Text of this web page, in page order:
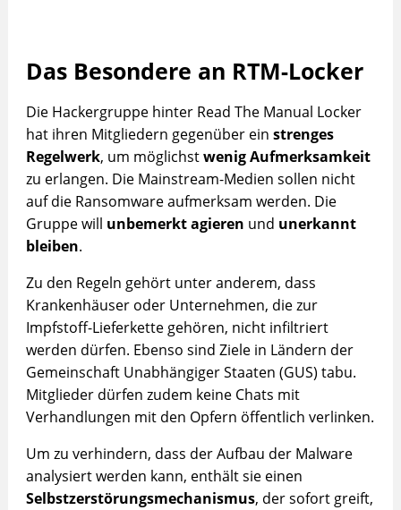
Das Besondere an RTM-Locker
Die Hackergruppe hinter Read The Manual Locker
hat ihren Mitgliedern gegenüber ein strenges
Regelwerk, um möglichstwenig Aufmerksamkeit
zu erlangen. Die Mainstream-Medien sollen nicht
auf die Ransomware aufmerksam werden. Die
Gruppe will unbemerkt agieren und unerkannt
bleiben.
Zu den Regeln gehört unter anderem, dass
Krankenhäuser oder Unternehmen, die zur
Impfstoff-Lieferkette gehören, nicht infiltriert
werden dürfen. Ebenso sind Ziele in Ländern der
Gemeinschaft Unabhängiger Staaten (GUS) tabu.
Mitglieder dürfen zudem keine Chats mit
Verhandlungen mit den Opfern öffentlich verlinken.
Um zu verhindern, dass der Aufbau der Malware
analysiert werden kann, enthält sie einen
Selbstzerstörungsmechanismus, der sofort greift,